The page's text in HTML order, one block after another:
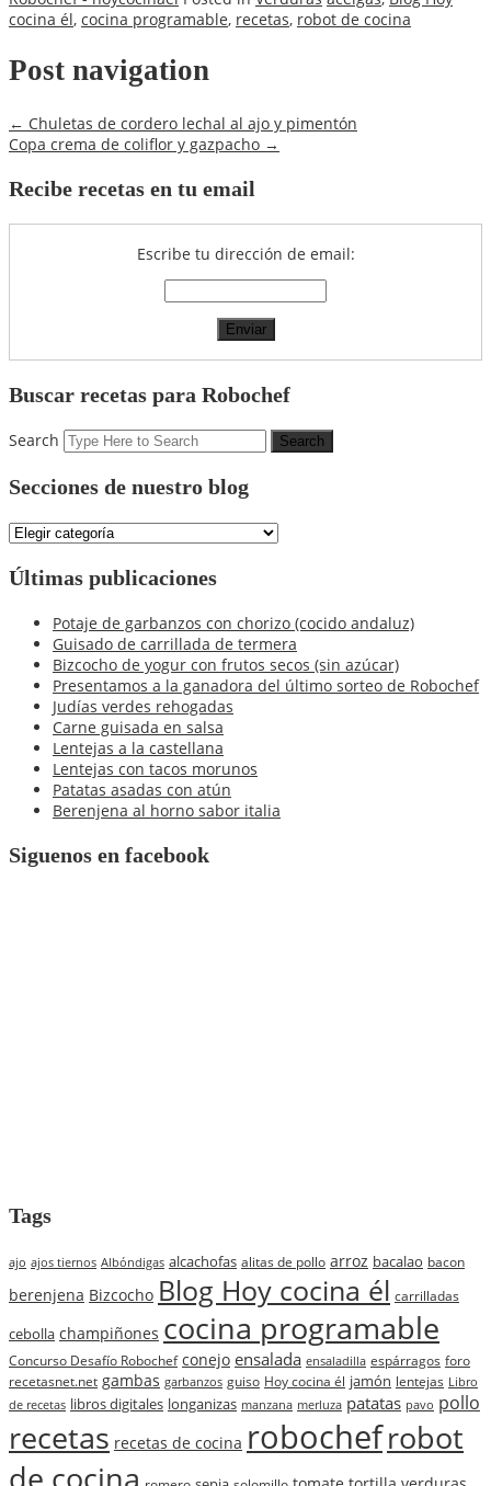
cocina él, cocina programable, recetas, robot de cocina
Post navigation
← Chuletas de cordero lechal al ajo y pimentón
Copa crema de coliflor y gazpacho →
Recibe recetas en tu email
Escribe tu dirección de email:
Buscar recetas para Robochef
Search
Secciones de nuestro blog
Secciones
nuestro
Últimas publicaciones
Potaje de garbanzos con chorizo (cocido andaluz)
Guisado de carrillada de termera
Bizcocho de yogur con frutos secos (sin azúcar)
Presentamos a la ganadora del último sorteo de Robochef
Judías verdes rehogadas
Carne guisada en salsa
Lentejas a la castellana
Lentejas con tacos morunos
Patatas asadas con atún
Berenjena al horno sabor italia
Siguenos en facebook
Tags
ajo ajos tiernos Albóndigas alcachofas alitas de pollo arroz bacalao bacon
berenjena Bizcocho Blog Hoy cocina él carrilladas
cebolla champiñones cocina programable
Concurso Desafío Robochef conejo ensalada ensaladilla espárragos foro
recetasnet.net gambas garbanzos guiso Hoy cocina él jamón lentejas Libro
de recetas libros digitales longanizas manzana merluza patatas pavo pollo
recetas recetas de cocina robochefrobot
de cocina